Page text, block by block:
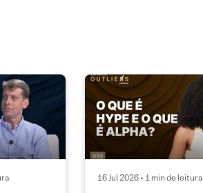
16 Jul 2026 • 1 min de leitura